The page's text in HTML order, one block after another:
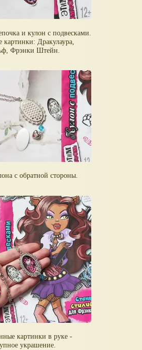
и кулон с подвесками.
Дракулаура,
Фрэнки Штейн.
с обратной стороны.
картинки в руке -
украшение.